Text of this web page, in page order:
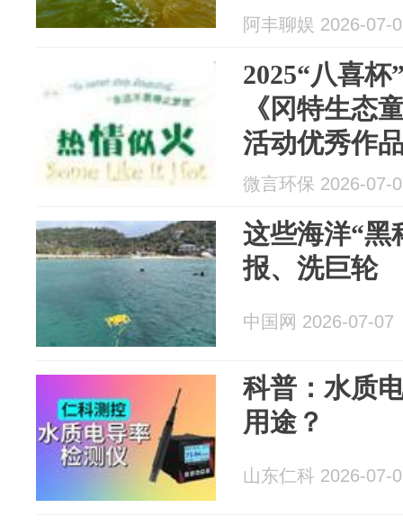
阿丰聊娱 2026-07-
2025“八喜
《冈特生态
活动优秀作
微言环保 2026-07-
这些海洋“黑
报、洗巨轮
中国网 2026-07-07
科普：水质
用途？
山东仁科 2026-07-